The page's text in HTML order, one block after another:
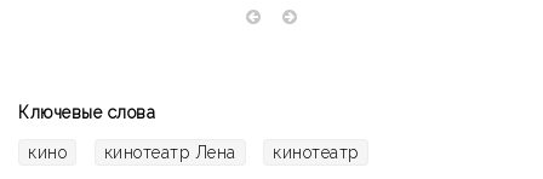
Ключевые слова
кино кинотеатр Лена кинотеатр